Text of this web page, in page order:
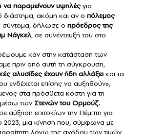
να παραμείνουν υψηλέςγια
διάστημα, ακόμη και αν ο πόλεμος
σύντομα, δήλωσε ο πρόεδρος της
Νάγκελ, σε συνέντευξή του στο
καν στην κατάσταση των
πριν από αυτή τη σύγκρουση,
αλυσίδες έχουν ήδη αλλάξει και τα
ενδέχεται επίσης να αυξηθούν»,
στα πρόσθετα κόστη για τη
τωνΣτενών του Ορμούζ.
αύξηση επιτοκίων την Πέμπτη για
μια κίνηση που, σύμφωνα με
λόγω της ανόδου των τιμών